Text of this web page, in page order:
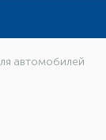
автомобилей